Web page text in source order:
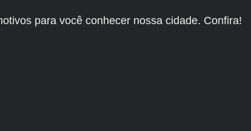
para você conhecer nossa cidade. Confira!